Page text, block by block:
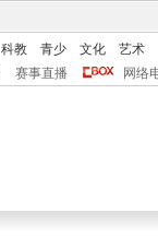
科教 青少 文化
艺术
赛事直播 网络